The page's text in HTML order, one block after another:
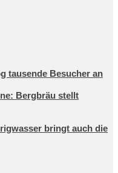
tausende Besucher an
Bergbräu stellt
bringt auch die